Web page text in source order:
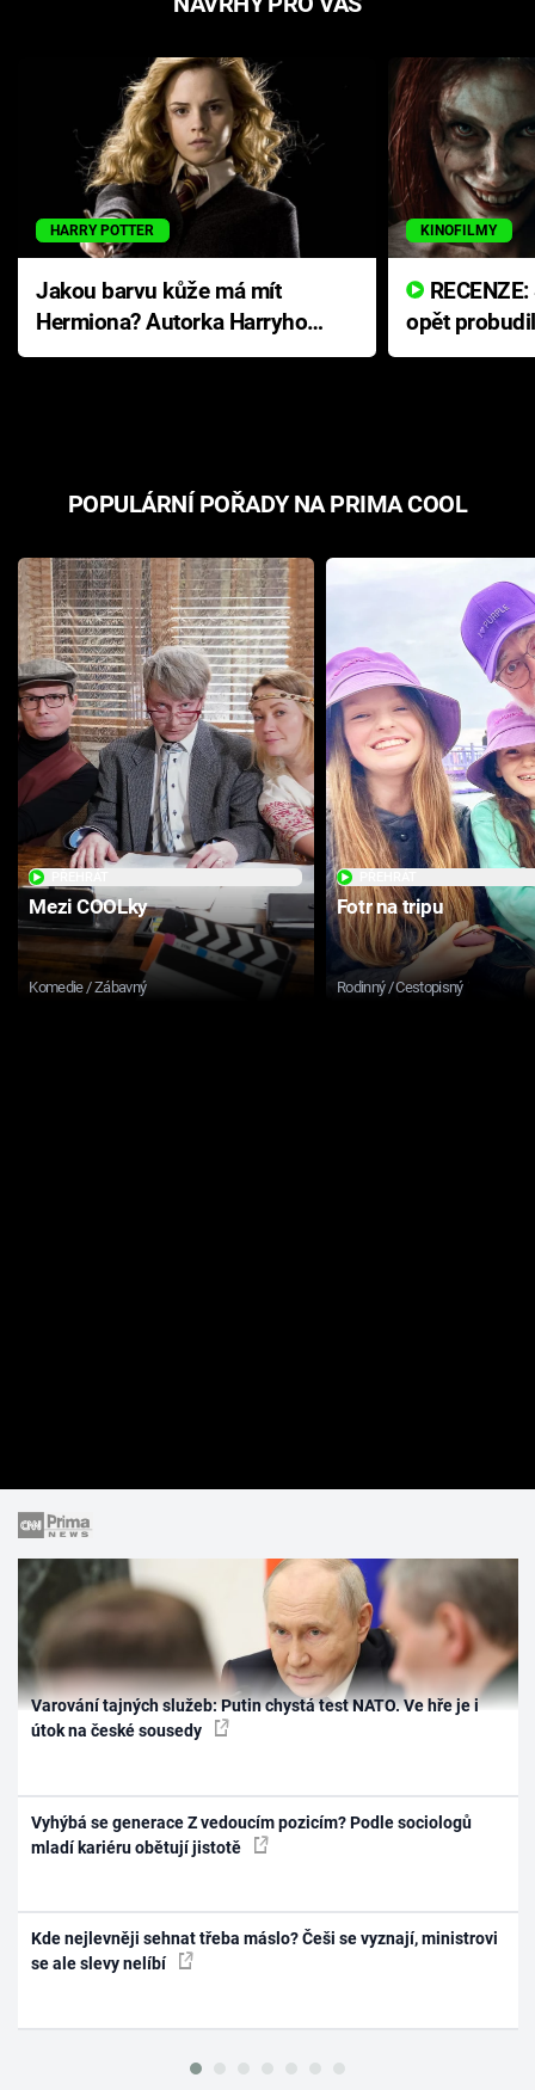
HARRY POTTER
Jakou barvu kůže má mít
Hermiona? Autorka Harryho
Pottera přišla s ráznou
KINOFILMY
opět
přichází s
POPULÁRNÍ POŘADY NA PRIMA COOL
Mezi COOLky
Komedie / Zábavný
Fotr na tripu
Rodinný / Cestopisný
Varování tajných služeb: Putin chystá test NATO. Ve hře je i
útok na české sousedy
Vyhýbá se generace Z vedoucím pozicím? Podle sociologů
mladí kariéru obětují jistotě
Kde nejlevněji sehnat třeba máslo? Češi se vyznají, ministrovi
se ale slevy nelíbí